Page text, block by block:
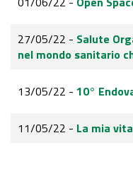
27/05/22 - Salute
nel mondo sanitario
13/05/22 - 10°
11/05/22 - La mia